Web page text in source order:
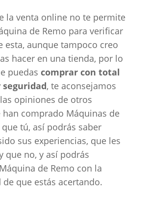
la venta online no te permite
de Remo para verificar
esta, aunque tampoco creo
hacer en una tienda, por lo
puedas comprar con total
, te aconsejamos
opiniones de otros
han comprado Máquinas de
tú, así podrás saber
sus experiencias, que les
que no, y así podrás
de Remo con la
que estás acertando.